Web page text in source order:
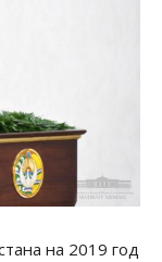
на 2019 год